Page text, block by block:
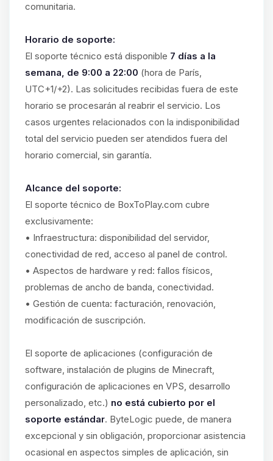
comunitaria.
Horario de soporte:
El soporte técnico está disponible 7 días a la
semana, de 9:00 a 22:00 (hora de París,
UTC+1/+2). Las solicitudes recibidas fuera de este
horario se procesarán al reabrir el servicio. Los
casos urgentes relacionados con la indisponibilidad
total del servicio pueden ser atendidos fuera del
horario comercial, sin garantía.
Alcance del soporte:
El soporte técnico de BoxToPlay.com cubre
exclusivamente:
• Infraestructura: disponibilidad del servidor,
conectividad de red, acceso al panel de control.
• Aspectos de hardware y red: fallos físicos,
problemas de ancho de banda, conectividad.
• Gestión de cuenta: facturación, renovación,
modificación de suscripción.
El soporte de aplicaciones (configuración de
software, instalación de plugins de Minecraft,
configuración de aplicaciones en VPS, desarrollo
personalizado, etc.) no está cubierto por el
soporte estándar. ByteLogic puede, de manera
excepcional y sin obligación, proporcionar asistencia
ocasional en aspectos simples de aplicación, sin